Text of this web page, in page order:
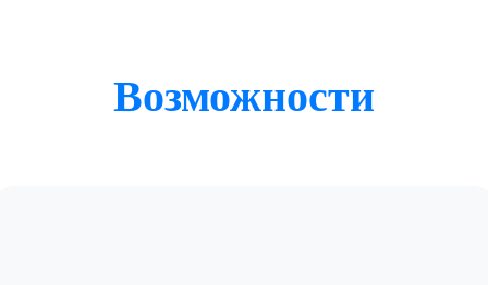
Возможности